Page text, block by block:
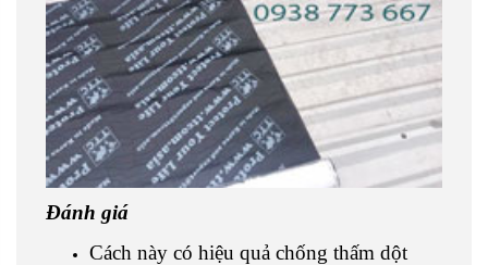
Đánh giá
Cách này có hiệu quả chống thấm dột